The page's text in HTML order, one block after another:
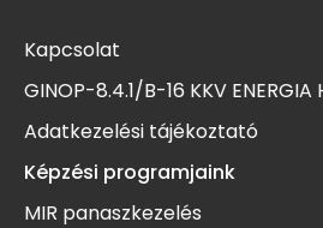
Kapcsolat
GINOP-8.4.1/B-16 KKV ENERGIA
Adatkezelési tájékoztató
Képzési programjaink
MIR panaszkezelés